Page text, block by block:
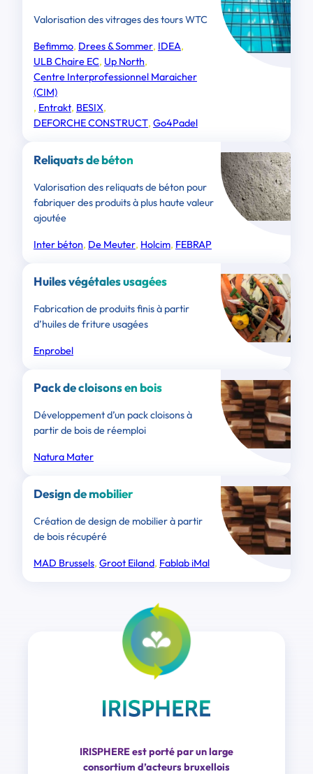
Valorisation des vitrages des tours WTC
Befimmo, Drees & Sommer, IDEA,
ULB Chaire EC, Up North,
Centre Interprofessionnel Maraicher
(CIM)
, Entrakt, BESIX,
DEFORCHE CONSTRUCT, Go4Padel
Reliquats de béton
Valorisation des reliquats de béton pour
fabriquer des produits à plus haute valeur
ajoutée
Inter béton, De Meuter, Holcim, FEBRAP
Huiles végétales usagées
Fabrication de produits finis à partir
d’huiles de friture usagées
Enprobel
Pack de cloisons en bois
Développement d’un pack cloisons à
partir de bois de réemploi
Natura Mater
Design de mobilier
Création de design de mobilier à partir
de bois récupéré
MAD Brussels, Groot Eiland, Fablab iMal
IRISPHERE est porté par un large
consortium d’acteurs bruxellois